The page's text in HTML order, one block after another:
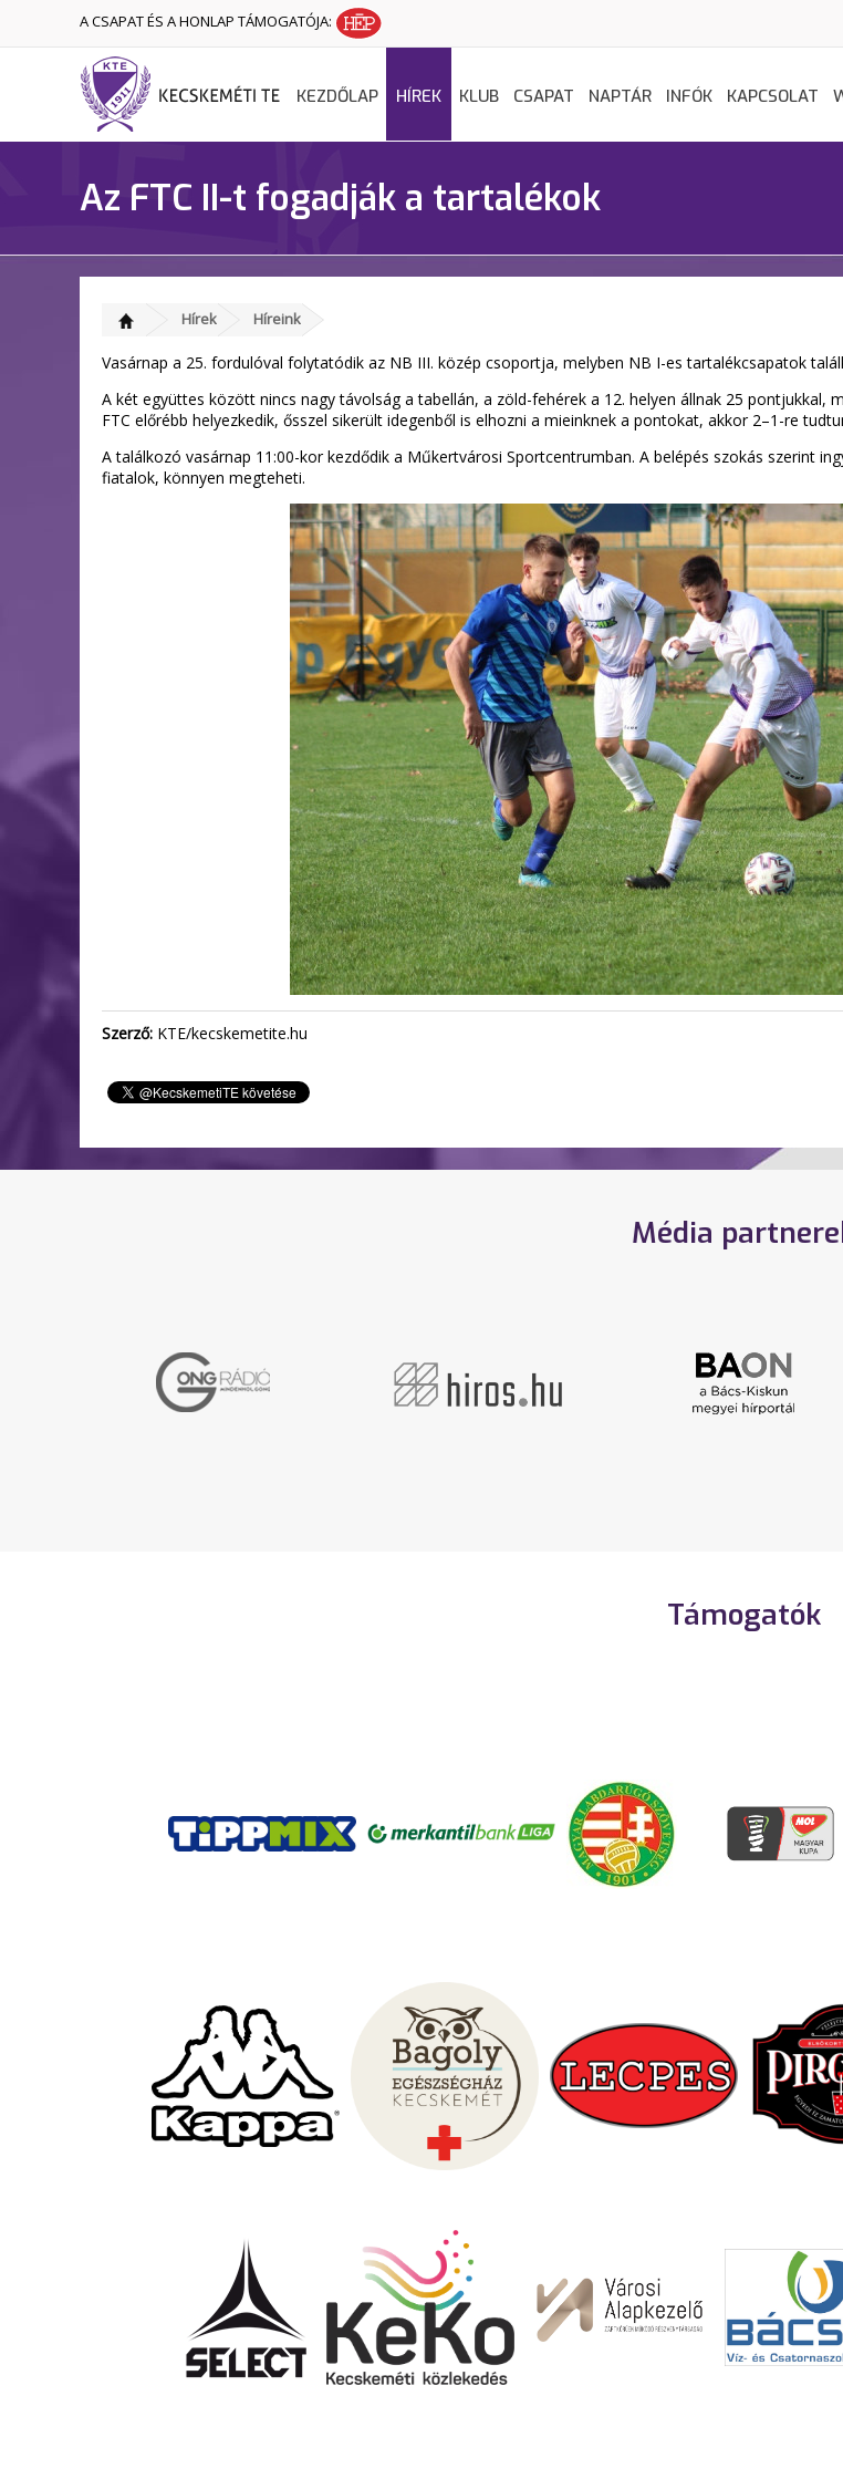
A CSAPAT ÉS A HONLAP TÁMOGATÓJA:
KEZDŐLAP HÍREK KLUB CSAPAT NAPTÁR INFÓK KAPCSOLAT
Az FTC II-t fogadják a tartalékok
Hírek Híreink
Vasárnap a 25. fordulóval folytatódik az NB III. közép csoportja, melyben NB I-es tartalékcsapatok
A két együttes között nincs nagy távolság a tabellán, a zöld-fehérek a 12. helyen állnak 25 pontjukkal,
FTC előrébb helyezkedik, ősszel sikerült idegenből is elhozni a mieinknek a pontokat, akkor 2–1-re
A találkozó vasárnap 11:00-kor kezdődik a Műkertvárosi Sportcentrumban. A belépés szokás szerint
fiatalok, könnyen megteheti.
Szerző: KTE/kecskemetite.hu
Média
Támogatók